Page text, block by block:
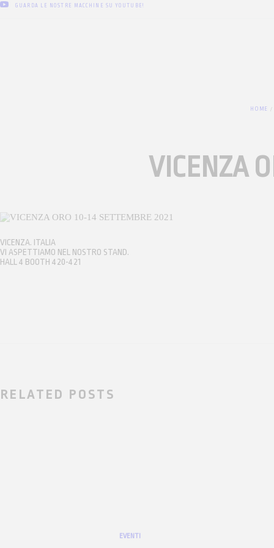
GUARDA LE NOSTRE MACCHINE SU YOUTUBE!
HOME
VICENZA
VICENZA. ITALIA
VI ASPETTIAMO NEL NOSTRO STAND.
HALL 4 BOOTH 420-421
RELATED POSTS
EVENTI